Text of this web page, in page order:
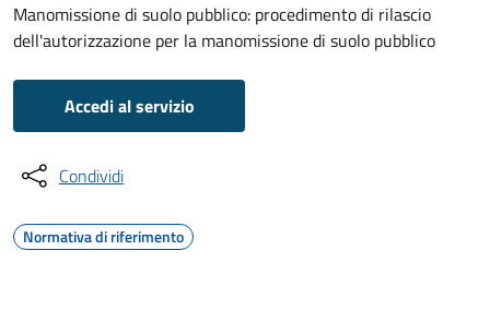
Manomissione di suolo pubblico: procedimento di rilascio
dell'autorizzazione per la manomissione di suolo pubblico
Accedi al servizio
Condividi
Normativa di riferimento